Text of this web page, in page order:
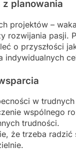
z planowania
projektów –
rozwijania pasji.
o przyszłości
indywidualnych
w
wspólnego
trudności.
że trzeba radzić